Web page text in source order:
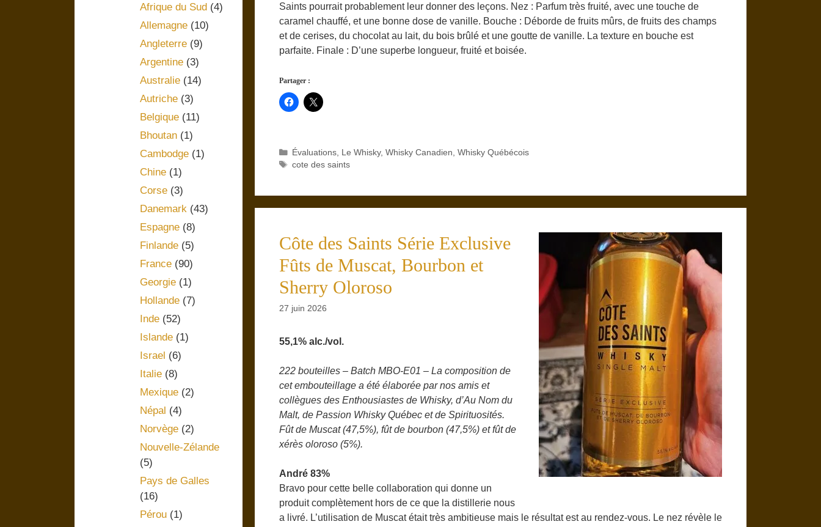
Saints pourrait probablement leur donner des leçons. Nez : Parfum très fruité, avec une touche de
caramel chauffé, et une bonne dose de vanille. Bouche : Déborde de fruits mûrs, de fruits des champs
et de cerises, du chocolat au lait, du bois brûlé et une goutte de vanille. La texture en bouche est
parfaite. Finale : D’une superbe longueur, fruité et boisée.
Partager :
Catégories
Évaluations, Le Whisky,Whisky Canadien,Whisky Québécois
Étiquettes
cote des saints
Côte des Saints Série Exclusive
Fûts de Muscat, Bourbon et
Sherry Oloroso
27 juin 2026
55,1% alc./vol.
222 bouteilles – Batch MBO-E01 – La composition de
cet embouteillage a été élaborée par nos amis et
collègues des Enthousiastes de Whisky, d’Au Nom du
Malt, de Passion Whisky Québec et de Spirituosités.
Fût de Muscat (47,5%), fût de bourbon (47,5%) et fût de
xérès oloroso (5%).
André 83%
Bravo pour cette belle collaboration qui donne un
produit complètement hors de ce que la distillerie nous
a livré. L’utilisation de Muscat était très ambitieuse mais le résultat est au rendez-vous. Le nez révèle le
Afrique du Sud(4)
Allemagne(10)
Angleterre(9)
Argentine(3)
Australie(14)
Autriche(3)
Belgique(11)
Bhoutan(1)
Cambodge(1)
Chine(1)
Corse(3)
Danemark (43)
Espagne(8)
Finlande(5)
France(90)
Georgie(1)
Hollande(7)
Inde(52)
Islande(1)
Israel (6)
Italie(8)
Mexique(2)
Népal (4)
Norvège(2)
Nouvelle-Zélande
(5)
Pays de Galles
(16)
Pérou(1)